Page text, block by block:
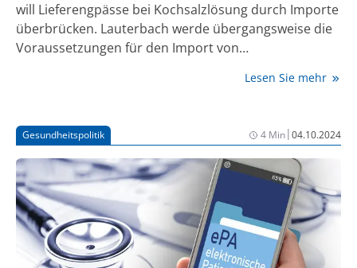
will Lieferengpässe bei Kochsalzlösung durch Importe
überbrücken. Lauterbach werde übergangsweise die
Voraussetzungen für den Import von
Sprecher der Deutschen Presse-Agentur mit. Der
eines Herstellers, die erst in einigen Wochen
ausgeglichen werden könnten. Kochsalzlösung ist
unter anderem für Infusionen und Operationen
wichtig. Der Sprecher erläuterte, dass damit Importe
in größerem Stil möglich würden. Momentan bedürfe
es für Einfuhren jeweils Einzelgenehmigungen der
jeweiligen Landesbehörden.
Lesen Sie mehr
Gesundheitspolitik 4 Min|04.10.2024